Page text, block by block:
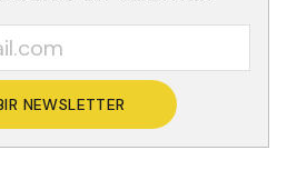
NEWSLETTER